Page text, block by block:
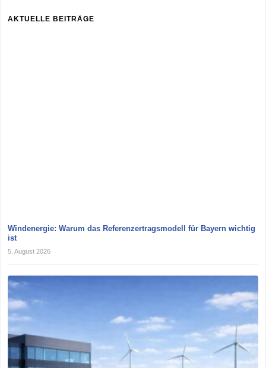
AKTUELLE BEITRÄGE
Windenergie: Warum das Referenzertragsmodell für Bayern wichtig
ist
5. August 2026